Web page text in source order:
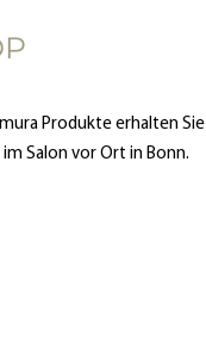
Produkte erhalten Sie
Salon vor Ort in Bonn.